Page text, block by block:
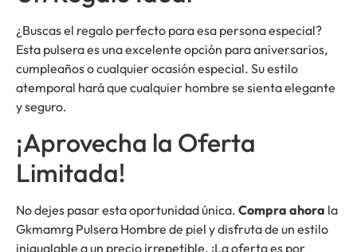
¿Buscas el regalo perfecto para esa persona especial?
Esta pulsera es una excelente opción para aniversarios,
cumpleaños o cualquier ocasión especial. Su estilo
atemporal hará que cualquier hombre se sienta elegante
y seguro.
¡Aprovecha la Oferta
Limitada!
No dejes pasar esta oportunidad única. Compra ahora la
Gkmamrg Pulsera Hombre de piel y disfruta de un estilo
inigualable a un precio irrepetible. ¡La oferta es por